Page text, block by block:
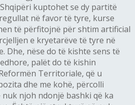
kuptohet se dy partitë
në favor të tyre, kurse
të përfitojnë për shtim artificial
e kryetarëve të tyre në
Dhe, nëse do të kishte sens të
palët do të kishin
Territoriale, që u
dhe me kohë, përcolli
nuk njoh ndonjë bashki që ka